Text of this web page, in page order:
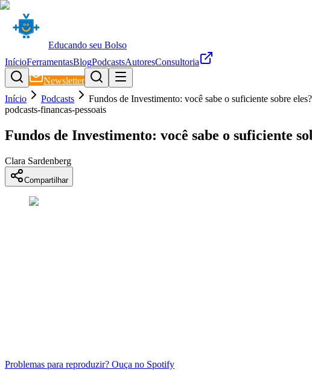
Educando seu Bolso
InícioFerramentasBlogPodcastsAutoresConsultoria
Newsletter
Início
Podcasts
Fundos de Investimento: você sabe o suficiente sobre eles?
podcasts-financas-pessoais
Fundos de Investimento: você sabe o suficiente
Clara Sardenberg
Compartilhar
Problemas para reproduzir? Ouça no Spotify